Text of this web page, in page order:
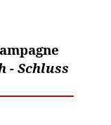
Schluss